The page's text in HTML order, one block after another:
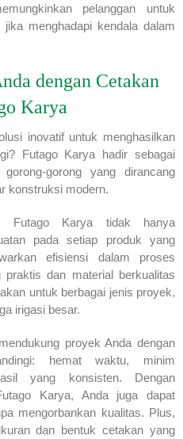
pelanggan untuk
menghadapi kendala dalam
dengan Cetakan
Karya
inovatif untuk menghasilkan
Futago Karya hadir sebagai
gorong yang dirancang
konstruksi modern.
Futago Karya tidak hanya
pada setiap produk yang
efisiensi dalam proses
dan material berkualitas
untuk berbagai jenis proyek,
irigasi besar.
proyek Anda dengan
hemat waktu, minim
yang konsisten. Dengan
Karya, Anda juga dapat
mengorbankan kualitas. Plus,
dan bentuk cetakan yang